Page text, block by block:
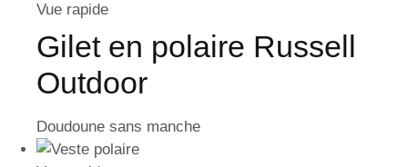
Vue rapide
Gilet en polaire Russell
Outdoor
Doudoune sans manche